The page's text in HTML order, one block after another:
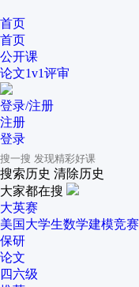
首页
首页
公开课
论文1v1评审
登录/注册
注册
登录
搜索历史 清除历史
大家都在搜
大英赛
美国大学生数学建模竞赛
保研
论文
四六级